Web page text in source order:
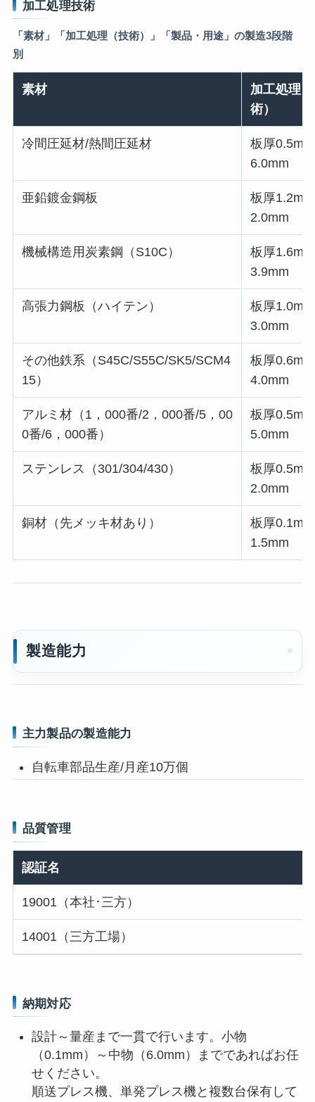
加工処理技術
「素材」「加工処理（技術）」「製品・用途」の製造3段階
別
素材
加工処理
術）
冷間圧延材/熱間圧延材
板厚
6.0mm
亜鉛鍍金鋼板
板厚
2.0mm
機械構造用炭素鋼（S10C）
板厚
3.9mm
高張力鋼板（ハイテン）
板厚
3.0mm
その他鉄系（S45C/S55C/SK5/SCM4
15）
板厚
4.0mm
アルミ材（1，000番/2，000番/5，00
0番/6，000番）
板厚
5.0mm
ステンレス（301/304/430）
板厚
2.0mm
銅材（先メッキ材あり）
板厚
1.5mm
製造能力
主力製品の製造能力
自転車部品生産/月産10万個
品質管理
認証名
19001（本社･三方）
14001（三方工場）
納期対応
設計～量産まで一貫で行います。小物
（0.1mm）～中物（6.0mm）までであればお任
せください。
順送プレス機、単発プレス機と複数台保有して